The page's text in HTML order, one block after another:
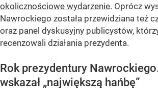
okolicznościowe wydarzenie. Oprócz
Nawrockiego została przewidziana też
oraz panel dyskusyjny publicystów,
recenzowali działania prezydenta.
Rok prezydentury
wskazał „największą hańbę”